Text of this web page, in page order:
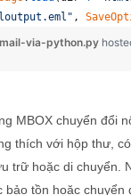
,
via-python.py
MBOX chuyển đổi
thích với hộp thư,
trữ hoặc di chuyển.
bảo tồn hoặc chuyển